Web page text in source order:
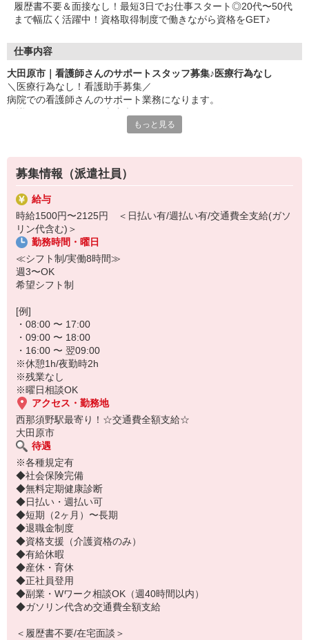
履歴書不要＆面接なし！最短3日でお仕事スタート◎20代〜50代
まで幅広く活躍中！資格取得制度で働きながら資格をGET♪
仕事内容
大田原市｜看護師さんのサポートスタッフ募集♪医療行為なし
＼医療行為なし！看護助手募集／
病院での看護師さんのサポート業務になります。
・医療器具の洗浄
・患者さんのお世話（車いす誘導や生活介助など）
・備品の管理 など
※サポートメインのため医療行為はありません
▼注目ポイント
・無資格、未経験でもOK！先輩が隣で優しく教えます♪
・看護助手として働くことで、知識やスキルが勝手に身につく◎
・約10万円分の資格支援制度あり
お気軽にご応募ください！
もっと見る
募集情報（派遣社員）
給与
時給1500円〜2125円 ＜日払い有/週払い有/交通費全支給(ガソ
リン代含む)＞
勤務時間・曜日
≪シフト制/実働8時間≫
週3〜OK
希望シフト制
[例]
・08:00 〜 17:00
・09:00 〜 18:00
・16:00 〜 翌09:00
※休憩1h/夜勤時2h
※残業なし
※曜日相談OK
アクセス・勤務地
西那須野駅最寄り！☆交通費全額支給☆
大田原市
待遇
※各種規定有
◆社会保険完備
◆無料定期健康診断
◆日払い・週払い可
◆短期（2ヶ月）〜長期
◆退職金制度
◆資格支援（介護資格のみ）
◆有給休暇
◆産休・育休
◆正社員登用
◆副業・Wワーク相談OK（週40時間以内）
◆ガソリン代含め交通費全額支給
＜履歴書不要/在宅面談＞